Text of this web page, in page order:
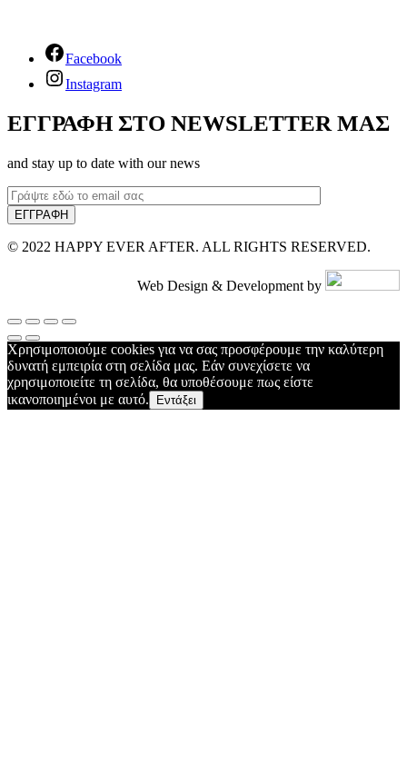
Facebook
Instagram
ΕΓΓΡΑΦΗ ΣΤΟ NEWSLETTER ΜΑΣ
and stay up to date with our news
© 2022 HAPPY EVER AFTER. ALL RIGHTS RESERVED.
Web Design & Development by
Χρησιμοποιούμε cookies για να σας προσφέρουμε την καλύτερη
δυνατή εμπειρία στη σελίδα μας. Εάν συνεχίσετε να
χρησιμοποιείτε τη σελίδα, θα υποθέσουμε πως είστε
ικανοποιημένοι με αυτό.
Εντάξει